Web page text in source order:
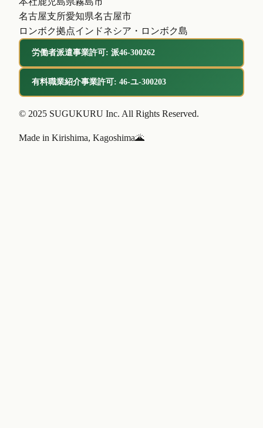
名古屋支所愛知県名古屋市
ロンボク拠点インドネシア・ロンボク島
労働者派遣事業許可: 派46-300262
有料職業紹介事業許可: 46-ユ-300203
© 2025 SUGUKURU Inc. All Rights Reserved.
Made in Kirishima, Kagoshima🌋